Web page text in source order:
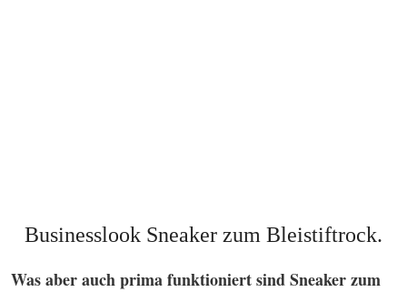
Businesslook Sneaker zum Bleistiftrock.
Was aber auch prima funktioniert sind Sneaker zum